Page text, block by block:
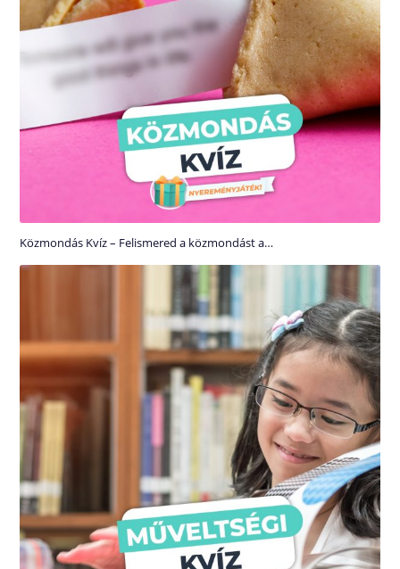
Közmondás Kvíz – Felismered a közmondást a…